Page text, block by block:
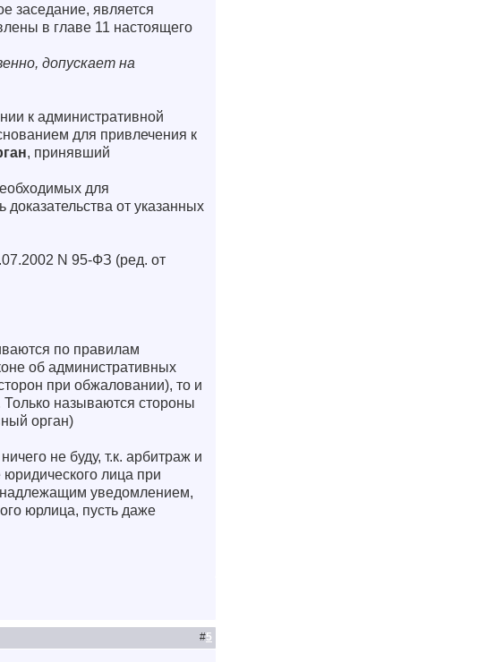
заседание, является
в главе 11 настоящего
допускает на
к административной
для привлечения к
, принявший
для
от указанных
N 95-ФЗ (ред. от
по правилам
об административных
при обжаловании), то и
называются стороны
орган)
не буду, т.к. арбитраж и
лица при
уведомлением,
юрлица, пусть даже
#5